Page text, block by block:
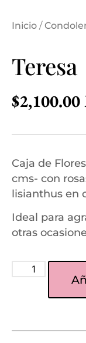
Inicio /
Teresa
$2,100.00
Caja de
cms- con
lisianthus en
Ideal para
otras